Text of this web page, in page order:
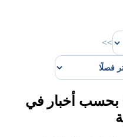
>>
بحسب أخبار في